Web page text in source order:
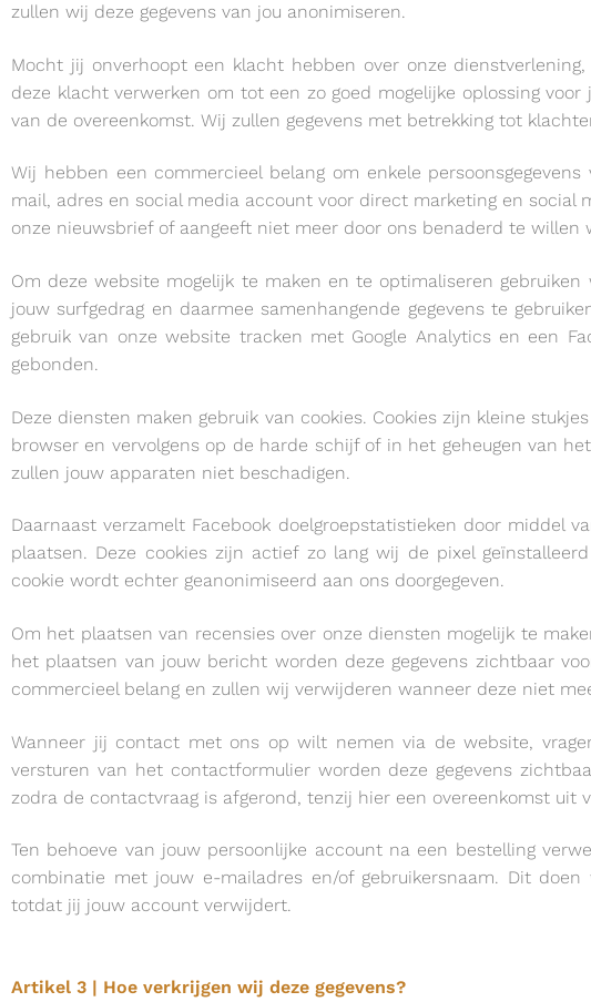
zullen wij deze gegevens van jou anonimiseren.
Mocht jij onverhoopt een klacht hebben over onze
deze klacht verwerken om tot een zo goed mogelijke oplossing
van de overeenkomst. Wij zullen gegevens met betrekking tot
Wij hebben een commercieel belang om enkele
mail, adres en social media account voor direct marketing en
onze nieuwsbrief of aangeeft niet meer door ons benaderd te willen
Om deze website mogelijk te maken en te optimaliseren
jouw surfgedrag en daarmee samenhangende gegevens te
gebruik van onze website tracken met Google Analytics en een
gebonden.
Deze diensten maken gebruik van cookies. Cookies zijn kleine
browser en vervolgens op de harde schijf of in het geheugen van
zullen jouw apparaten niet beschadigen.
Daarnaast verzamelt Facebook doelgroepstatistieken door middel
plaatsen. Deze cookies zijn actief zo lang wij de pixel
cookie wordt echter geanonimiseerd aan ons doorgegeven.
Om het plaatsen van recensies over onze diensten mogelijk te
het plaatsen van jouw bericht worden deze gegevens zichtbaar
commercieel belang en zullen wij verwijderen wanneer deze niet
Wanneer jij contact met ons op wilt nemen via de website,
versturen van het contactformulier worden deze gegevens
zodra de contactvraag is afgerond, tenzij hier een overeenkomst uit
Ten behoeve van jouw persoonlijke account na een bestelling
combinatie met jouw e-mailadres en/of gebruikersnaam. Dit
totdat jij jouw account verwijdert.
Artikel 3 | Hoe verkrijgen wij deze gegevens?